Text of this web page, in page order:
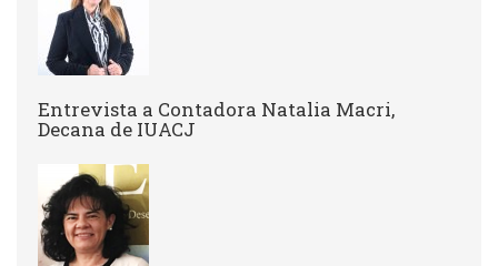
Entrevista a Contadora Natalia Macri,
Decana de IUACJ